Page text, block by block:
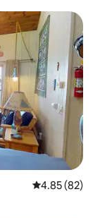
レビュー82
4.85 (82)